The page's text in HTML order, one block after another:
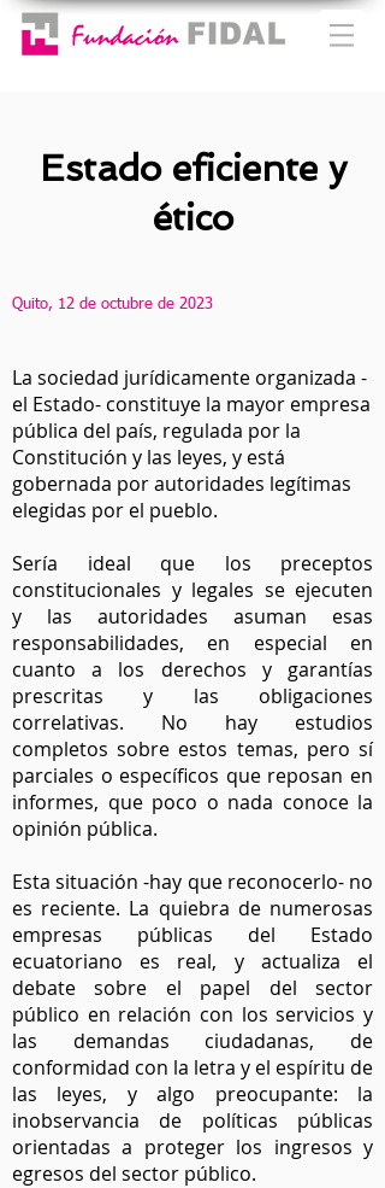
Estado eficiente y
ético
Quito, 12 de octubre de 2023
La sociedad jurídicamente organizada -
el Estado- constituye la mayor empresa
pública del país, regulada por la
Constitución y las leyes, y está
gobernada por autoridades legítimas
elegidas por el pueblo.
Sería ideal que los preceptos
constitucionales y legales se ejecuten
y las autoridades asuman esas
responsabilidades, en especial en
cuanto a los derechos y garantías
prescritas y las obligaciones
correlativas. No hay estudios
completos sobre estos temas, pero sí
parciales o específicos que reposan en
informes, que poco o nada conoce la
opinión pública.
Esta situación -hay que reconocerlo- no
es reciente. La quiebra de numerosas
empresas públicas del Estado
ecuatoriano es real, y actualiza el
debate sobre el papel del sector
público en relación con los servicios y
las demandas ciudadanas, de
conformidad con la letra y el espíritu de
las leyes, y algo preocupante: la
inobservancia de políticas públicas
orientadas a proteger los ingresos y
egresos del sector público.